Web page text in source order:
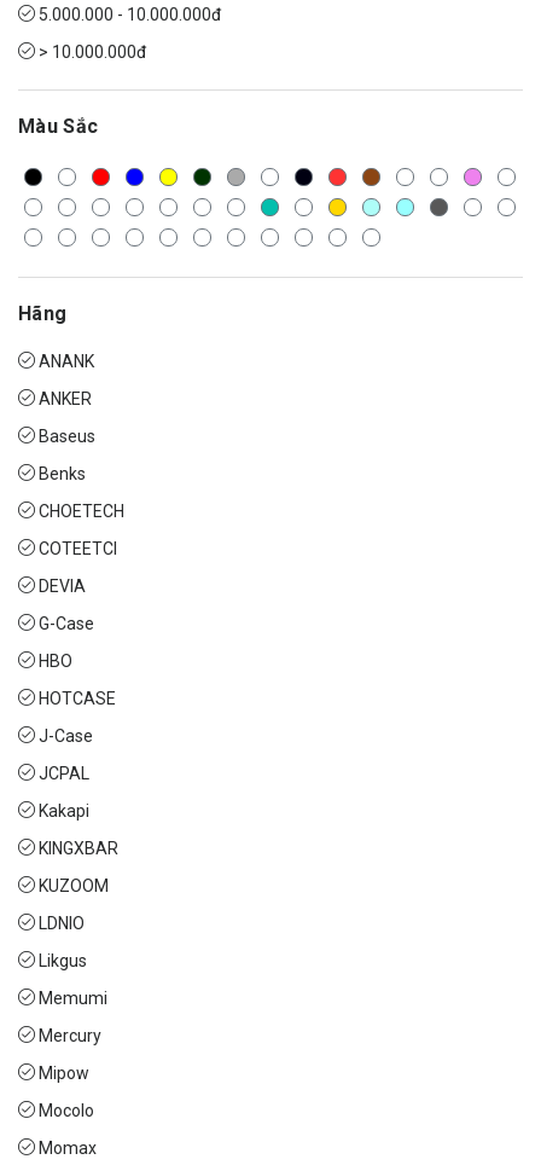
5.000.000 - 10.000.000đ
> 10.000.000đ
Màu Sắc
Hãng
ANANK
ANKER
Baseus
Benks
CHOETECH
COTEETCI
DEVIA
G-Case
HBO
HOTCASE
J-Case
JCPAL
Kakapi
KINGXBAR
KUZOOM
LDNIO
Likgus
Memumi
Mercury
Mipow
Mocolo
Momax